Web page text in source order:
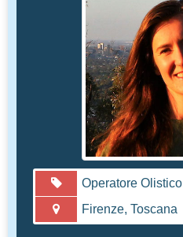
Operatore Olistico
Firenze, Toscana